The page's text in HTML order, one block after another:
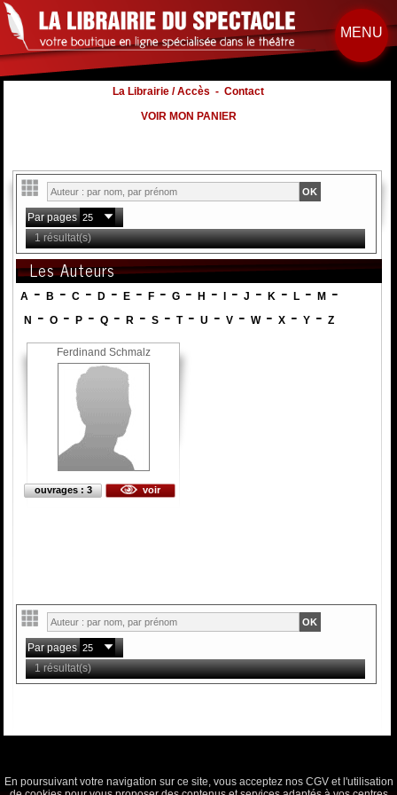
MENU
La Librairie / Accès -Contact
VOIR MON PANIER
Par pages
1 résultat(s)
Les Auteurs
A - B - C- D- E- F- G- H - - J - K - L- M-
N -O -P -Q -R -S -T-U -V -W-X -Y -Z
Ferdinand Schmalz
ouvrages : 3 voir
Par pages
1 résultat(s)
En poursuivant votre navigation sur ce site, vous acceptez nos CGV et l'utilisation